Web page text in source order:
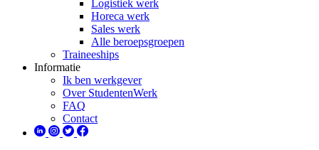
Logistiek werk
Horeca werk
Sales werk
Alle beroepsgroepen
Traineeships
Informatie
Ik ben werkgever
Over StudentenWerk
FAQ
Contact